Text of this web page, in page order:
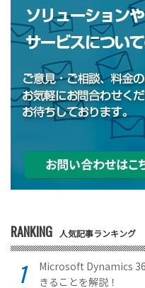
RANKING 人気記事ランキング
Microsoft Dynamics
きることを解説！